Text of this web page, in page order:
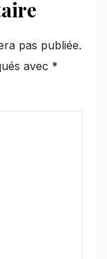
pas publiée.
avec *